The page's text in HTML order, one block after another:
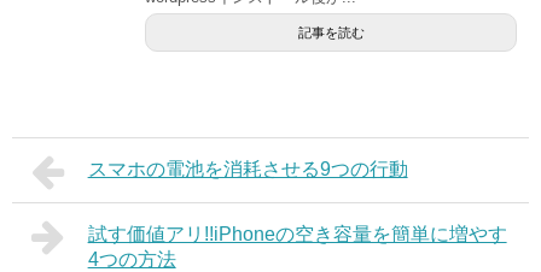
記事を読む
スマホの電池を消耗させる9つの行動
試す価値アリ!!iPhoneの空き容量を簡単に増やす
4つの方法